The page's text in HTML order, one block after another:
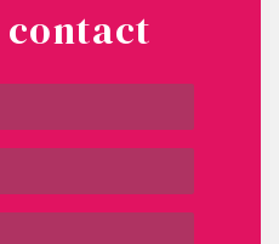
contact